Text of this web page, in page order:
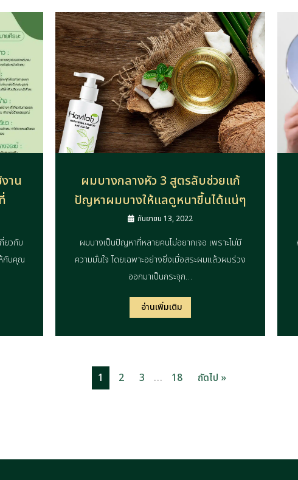
าน
ยวกับ
กับคุณ
ผมบางกลางหัว 3 สูตรลับช่วยแก้
ปัญหาผมบางให้แลดูหนาขึ้นได้แน่ๆ
กันยายน 13, 2022
ผมบางเป็นปัญหาที่หลายคนไม่อยากเจอ เพราะไม่มี
ความมั่นใจ โดยเฉพาะอย่างยิ่งเมื่อสระผมแล้วผมร่วง
ออกมาเป็นกระจุก…
อ่านเพิ่มเติม
1 2 3 … 18 ถัดไป »